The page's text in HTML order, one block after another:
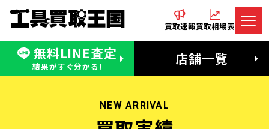
買取速報買取相場表
無料LINE査定
結果がすぐ分かる! 店舗一覧
無料LINE査定
受付：11:00〜19:00 木曜定休日
電話でお問合わせ
営業時間：11:00〜20:00
NEW ARRIVAL